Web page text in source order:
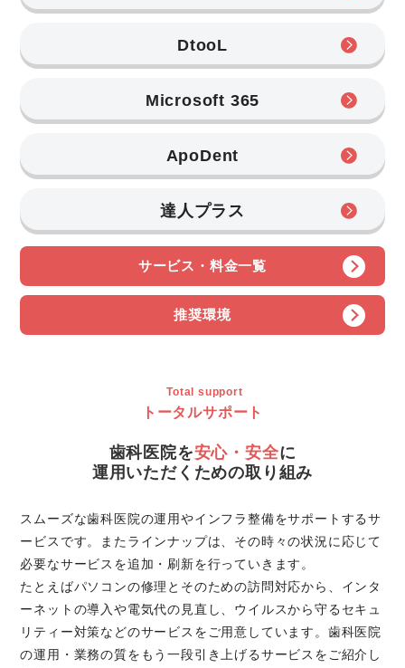
DtooL
Microsoft 365
ApoDent
達人プラス
サービス・料金一覧
推奨環境
Total support
トータルサポート
歯科医院を安心・安全に
運用いただくための取り組み
スムーズな歯科医院の運用やインフラ整備をサポートするサ
ービスです。またラインナップは、その時々の状況に応じて
必要なサービスを追加・刷新を行っていきます。
たとえばパソコンの修理とそのための訪問対応から、インタ
ーネットの導入や電気代の見直し、ウイルスから守るセキュ
リティー対策などのサービスをご用意しています。歯科医院
の運用・業務の質をもう一段引き上げるサービスをご紹介し